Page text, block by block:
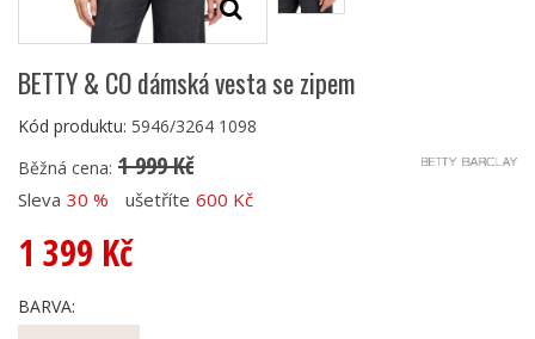
BETTY & CO dámská vesta se zipem
Kód produktu: 5946/3264 1098
Běžná cena: 1 999 Kč
Sleva 30 % ušetříte 600 Kč
1 399 Kč
BARVA: